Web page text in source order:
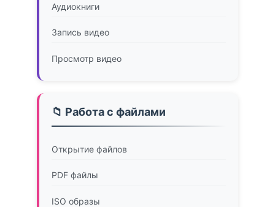
Аудиокниги
Запись видео
Просмотр видео
📁 Работа с файлами
Открытие файлов
PDF файлы
ISO образы